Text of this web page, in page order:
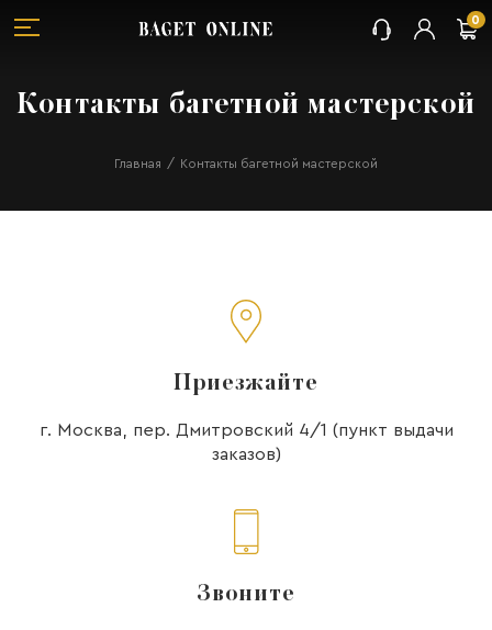
0
Контакты багетной мастерской
Главная Контакты багетной мастерской
Приезжайте
г. Москва, пер. Дмитровский 4/1 (пункт выдачи
заказов)
Звоните